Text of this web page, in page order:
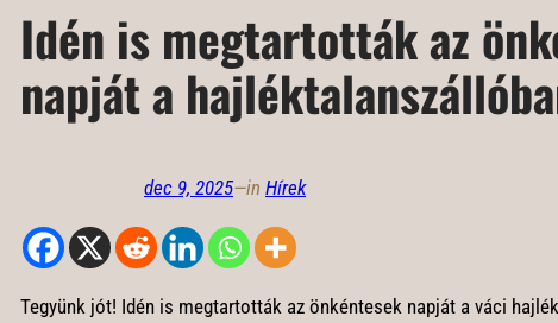
Idén is megtartották az
napját a
dec 9, 2025—in Hírek
Tegyünk jót! Idén is megtartották az önkéntesek napját a váci